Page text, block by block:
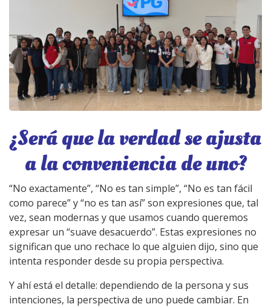
¿Será que la verdad se ajusta
a la conveniencia de uno?
“No exactamente”, “No es tan simple”, “No es tan fácil
como parece” y “no es tan así” son expresiones que, tal
vez, sean modernas y que usamos cuando queremos
expresar un “suave desacuerdo”. Estas expresiones no
significan que uno rechace lo que alguien dijo, sino que
intenta responder desde su propia perspectiva.
Y ahí está el detalle: dependiendo de la persona y sus
intenciones, la perspectiva de uno puede cambiar. En